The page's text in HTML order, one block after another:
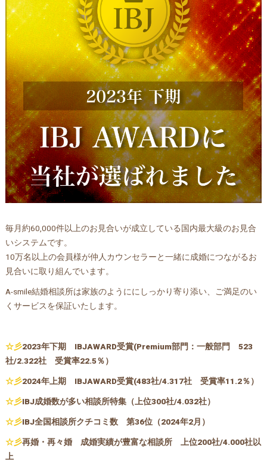
毎月約60,000件以上のお見合いが成立している国内最大級のお見合
いシステムです。
10万名以上の会員様が仲人カウンセラーと一緒に成婚につながるお
見合いに取り組んでいます。
A-smile結婚相談所は家族のようににしっかり寄り添い、ご満足のい
くサービスを保証いたします。
☆彡2023年下期 IBJAWARD受賞(Premium部門：一般部門 523
社/2.322社 受賞率22.5％）
☆彡2024年上期 IBJAWARD受賞(483社/4.317社 受賞率11.2％）
☆彡IBJ成婚数が多い相談所特集（上位300社/4.032社）
☆彡IBJ全国相談所クチコミ数 第36位（2024年2月）
☆彡再婚・再々婚 成婚実績が豊富な相談所 上位200社/4.000社以
上